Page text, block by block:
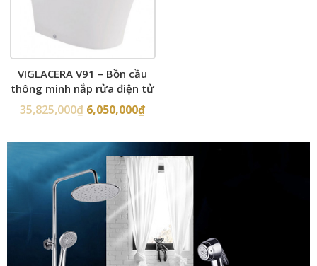
VIGLACERA V91 – Bồn cầu
thông minh nắp rửa điện tử
35,825,000₫ 6,050,000₫